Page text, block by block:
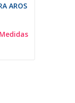
AROS